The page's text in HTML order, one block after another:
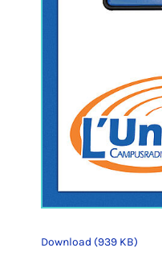
Download (939 KB)